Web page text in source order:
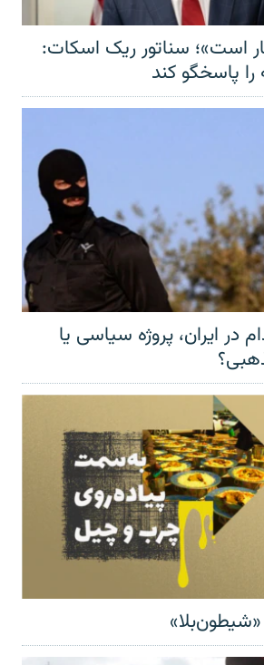
است»؛ سناتور ریک اسکات:
را پاسخگو کند
در ایران، پروژه سیاسی یا